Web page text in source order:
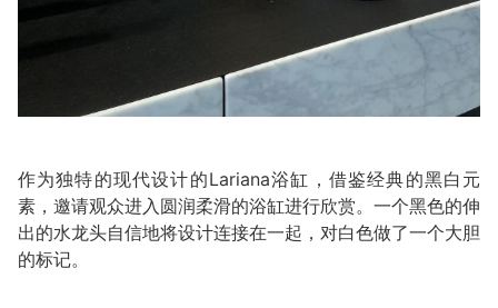
作为独特的现代设计的Lariana浴缸，借鉴经典的黑白元
素，邀请观众进入圆润柔滑的浴缸进行欣赏。一个黑色的伸
出的水龙头自信地将设计连接在一起，对白色做了一个大胆
的标记。